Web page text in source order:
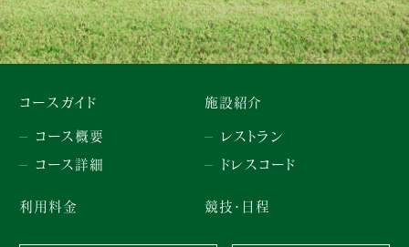
コースガイド
コース概要
コース詳細
利用料金 競技・日程
施設紹介
レストラン
ドレスコード